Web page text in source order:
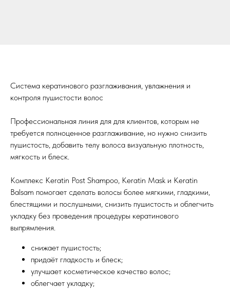
Система кератинового разглаживания, увлажнения и
контроля пушистости волос
Профессиональная линия для для клиентов, которым не
требуется полноценное разглаживание, но нужно снизить
пушистость, добавить телу волоса визуальную плотность,
мягкость и блеск.
Комплекс Keratin Post Shampoo, Keratin Mask и Keratin
Balsam помогает сделать волосы более мягкими, гладкими,
блестящими и послушными, снизить пушистость и облегчить
укладку без проведения процедуры кератинового
выпрямления.
снижает пушистость;
придаёт гладкость и блеск;
улучшает косметическое качество волос;
облегчает укладку;